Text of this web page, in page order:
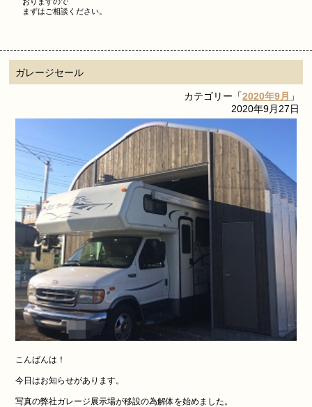
まずはご相談ください。
ガレージセール
カテゴリー「2020年9月 」
2020年9月27日
こんばんは！
今日はお知らせがあります。
写真の弊社ガレージ展示場が移設の為解体を始めました。